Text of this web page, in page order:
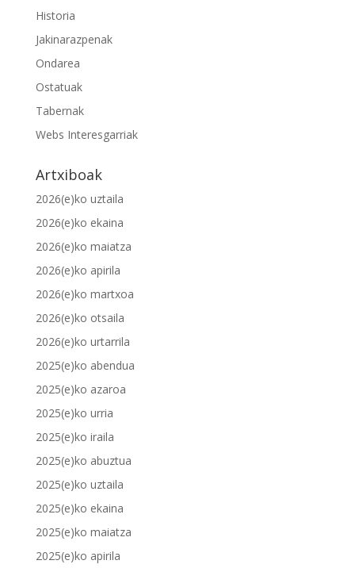
Historia
Jakinarazpenak
Ondarea
Ostatuak
Tabernak
Webs Interesgarriak
Artxiboak
2026(e)ko uztaila
2026(e)ko ekaina
2026(e)ko maiatza
2026(e)ko apirila
2026(e)ko martxoa
2026(e)ko otsaila
2026(e)ko urtarrila
2025(e)ko abendua
2025(e)ko azaroa
2025(e)ko urria
2025(e)ko iraila
2025(e)ko abuztua
2025(e)ko uztaila
2025(e)ko ekaina
2025(e)ko maiatza
2025(e)ko apirila